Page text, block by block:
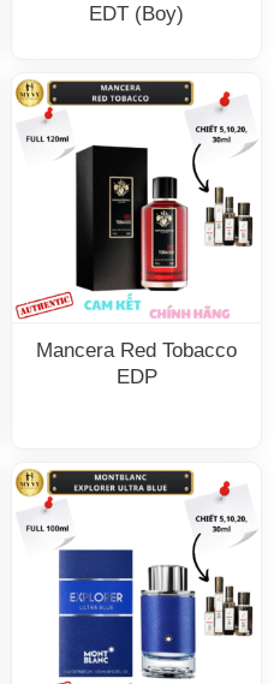
EDT (Boy)
Mancera Red Tobacco
EDP